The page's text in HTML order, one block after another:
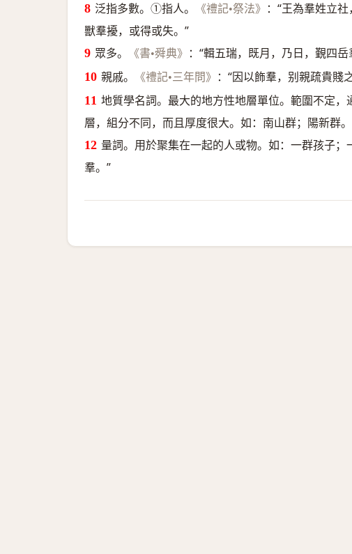
泛指多數。①指人。
《禮記•祭法》 ：“王為羣姓立
獸羣擾，或得或失。”
眾多。
《書•舜典》
：“輯五瑞，既月，乃日，覲四
親戚。
《禮記•三年問》
：“因以飾羣，别親疏貴賤
地質學名詞。最大的地方性地層單位。範圍不定
層，組分不同，而且厚度很大。如：南山群；陽新群。
量詞。用於聚集在一起的人或物。如：一群孩子；
羣。”